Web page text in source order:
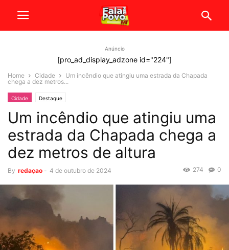
Anúncio
[pro_ad_display_adzone id="224"]
Home Cidade
Um incêndio que atingiu uma estrada da Chapada
chega a dez metros...
Cidade Destaque
Um incêndio que atingiu uma
estrada da Chapada chega a
dez metros de altura
By redaçao - 4 de outubro de 2024 0
274